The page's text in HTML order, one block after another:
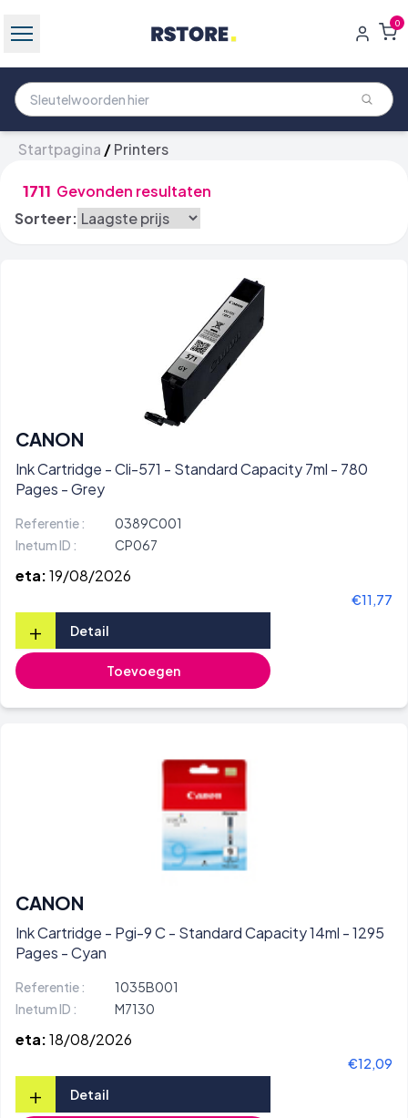
0
Startpagina /Printers
1711 Gevonden resultaten
Sorteer:
CANON
Ink Cartridge - Cli-571 - Standard Capacity 7ml - 780
Pages - Grey
Referentie :
0389C001
Inetum ID :
CP067
eta:19/08/2026
€11,77
+ Detail
Toevoegen
CANON
Ink Cartridge - Pgi-9 C - Standard Capacity 14ml - 1295
Pages - Cyan
Referentie :
1035B001
Inetum ID :
M7130
eta:18/08/2026
€12,09
+ Detail